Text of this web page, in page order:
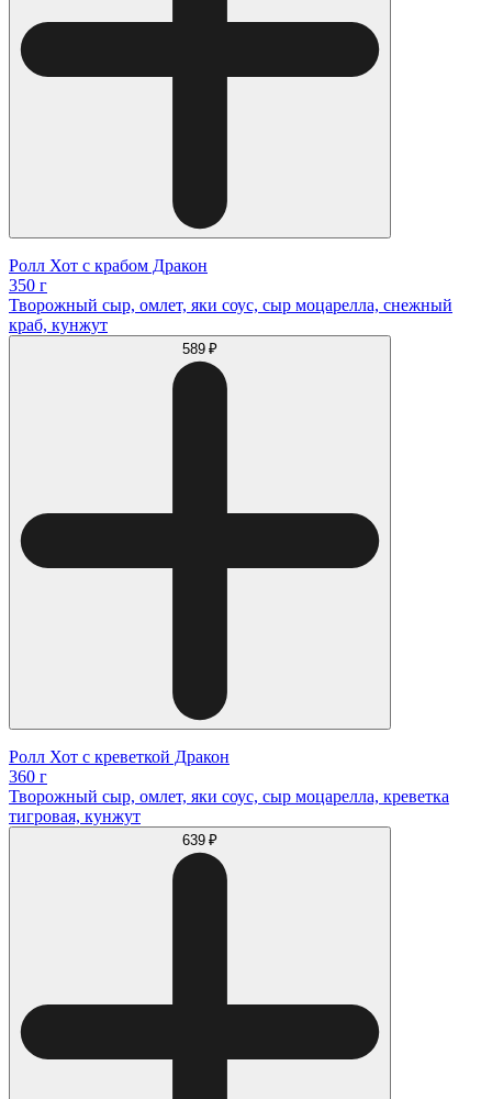
Ролл Хот с крабом Дракон
350 г
Творожный сыр, омлет, яки соус, сыр моцарелла, снежный
краб, кунжут
589 ₽
Ролл Хот с креветкой Дракон
360 г
Творожный сыр, омлет, яки соус, сыр моцарелла, креветка
тигровая, кунжут
639 ₽